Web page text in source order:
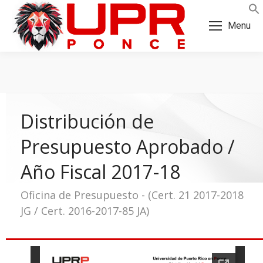
Skip
Content
Skip
navigation
Menu
Distribución de
Presupuesto Aprobado /
Año Fiscal 2017-18
Oficina de Presupuesto - (Cert. 21 2017-2018
JG / Cert. 2016-2017-85 JA)